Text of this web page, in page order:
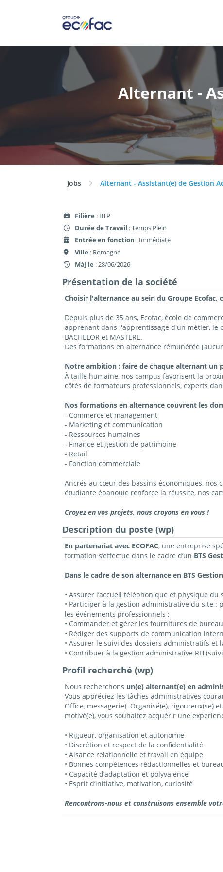
Alternant -
Jobs Alternant - Assistant(e) de Gestion
Filière : BTP
Durée de Travail : Temps Plein
Entrée en fonction : Immédiate
Ville : Romagné
MàJ le : 28/06/2026
Présentation de la société
Choisir l'alternance au sein du Groupe
Depuis plus de 35 ans, Ecofac, école de
apprenant dans l'apprentissage d'un métier, le
BACHELOR et MASTERE.
Des formations en alternance rémunérée
Notre ambition : faire de chaque alternant un
À taille humaine, nos campus favorisent la
côtés de formateurs professionnels, experts
Nos formations en alternance couvrent les
- Commerce et management
- Marketing et communication
- Ressources humaines
- Finance et gestion de patrimoine
- Retail
- Fonction commerciale
Ancrés au cœur des bassins économiques, nos
étudiante épanouie renforce la réussite, nos
Croyez en vos projets, nous croyons en vous !
Description du poste (wp)
En partenariat avec ECOFAC, une entreprise
formation s’effectue dans le cadre d’un BTS
Dans le cadre de son alternance en BTS
• Assurer l’accueil téléphonique et physique du
• Participer à la gestion administrative du site
les événements professionnels ;
• Commander et gérer les fournitures de bureau
• Rédiger des supports de communication
• Assurer le suivi des dossiers administratifs et
• Contribuer à la gestion administrative RH
Profil recherché (wp)
Nous recherchons un(e) alternant(e) en
Vous appréciez les tâches administratives
Office, messagerie). Organisé(e), rigoureux(se)
motivé(e), vous souhaitez acquérir une
• Rigueur, organisation et autonomie
• Discrétion et respect de la confidentialité
• Aisance relationnelle et travail en équipe
• Bonnes compétences rédactionnelles et
• Capacité d’adaptation et polyvalence
• Esprit d’initiative, motivation, curiosité
Rencontrons-nous et construisons ensemble